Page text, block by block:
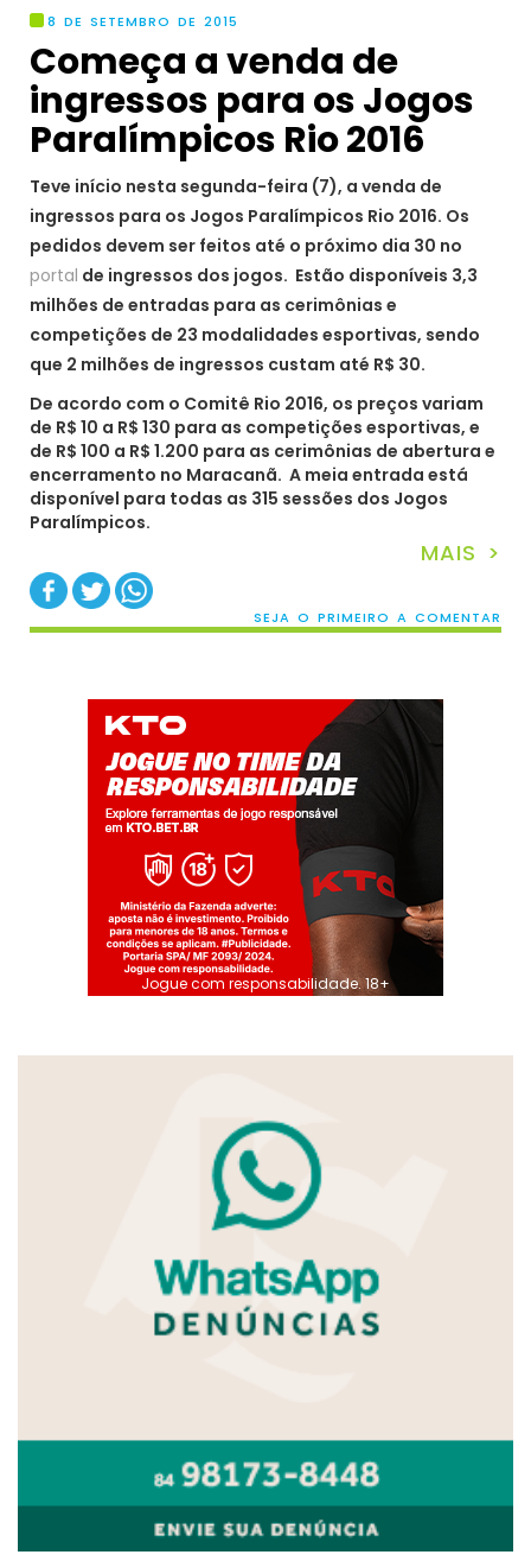
8 DE SETEMBRO DE 2015
Começa a venda de
ingressos para os Jogos
Paralímpicos Rio 2016
Teve início nesta segunda-feira (7), a venda de
ingressos para os Jogos Paralímpicos Rio 2016. Os
pedidos devem ser feitos até o próximo dia 30 no
portal de ingressos dos jogos. Estão disponíveis 3,3
milhões de entradas para as cerimônias e
competições de 23 modalidades esportivas, sendo
que 2 milhões de ingressos custam até R$ 30.
De acordo com o Comitê Rio 2016, os preços variam
de R$ 10 a R$ 130 para as competições esportivas, e
de R$ 100 a R$ 1.200 para as cerimônias de abertura e
encerramento no Maracanã. A meia entrada está
disponível para todas as 315 sessões dos Jogos
Paralímpicos.
MAIS >
SEJA O PRIMEIRO A COMENTAR
Jogue com responsabilidade. 18+